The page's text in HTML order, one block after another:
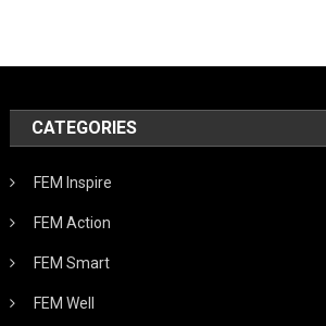
CATEGORIES
FEM Inspire
FEM Action
FEM Smart
FEM Well